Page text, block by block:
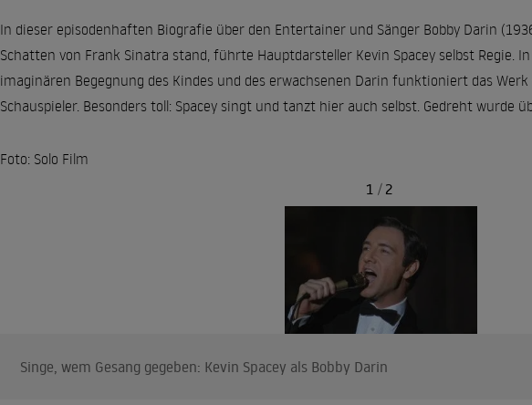
In dieser episodenhaften Biografie über den Entertainer und Sänger Bobby Darin
Schatten von Frank Sinatra stand, führte Hauptdarsteller Kevin Spacey selbst Regie.
imaginären Begegnung des Kindes und des erwachsenen Darin funktioniert das
Schauspieler. Besonders toll: Spacey singt und tanzt hier auch selbst. Gedreht wurde
Foto: Solo Film
Singe, wem Gesang gegeben: Kevin Spacey als Bobby Darin
1 / 2